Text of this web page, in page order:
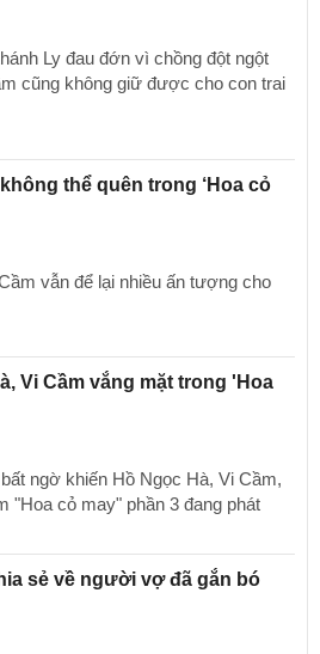
Ly đau đớn vì chồng đột ngột
cũng không giữ được cho con trai
thể quên trong ‘Hoa cỏ
vẫn để lại nhiều ấn tượng cho
Vi Cầm vắng mặt trong 'Hoa
ngờ khiến Hồ Ngọc Hà, Vi Cầm,
"Hoa cỏ may" phần 3 đang phát
sẻ về người vợ đã gắn bó